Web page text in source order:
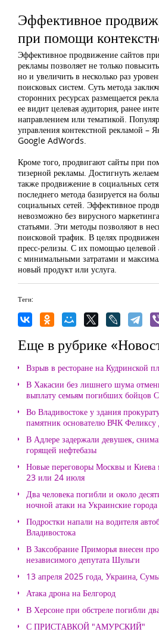
Эффективное
при помощи
Эффективное продвижение сайтов
рекламы позволяет не только
но и увеличить в несколько раз
поисковых систем. Суть метода
сторонних ресурсах размещается
ее видит целевая аудитория, ранее
направлением или тематикой.
управления контекстной рекламой –
Google AdWords.
Кроме того, продвигают сайты при
тизерной рекламы. Достигнуть
также продвижение в социальных
последнего метода базируется на
социальных сетей. Эффективное
невозможно без вирусного
статьями. Эти методы позволяют в
поисковой трафик. В целях
пресс-релизы. С их помощью целевой
с минимальными затратами и
новый продукт или услуга.
Теги:
Еще в рубрике
Взрыв в ресторане на Кудринской
В Хакасии без лишнего шума
выплату семьям погибших бойцов
Во Владивостоке у здания
памятник основателю ВЧК
В Адлере задержали девушек,
горящей нефтебазы
Новые переговоры Москвы и Киева
23 или 24 июля
Два человека погибли и около
ночной атаки на Украинские города
Подростки напали на водителя
Владивостока
В Заксобрание Приморья внесен
независимого депутата Шульги
13 апреля 2025 года, Украина,
Атака дрона на Белгород
В Херсоне при обстреле погибли
С ПРИСТАВКОЙ "АМУРСКИЙ"